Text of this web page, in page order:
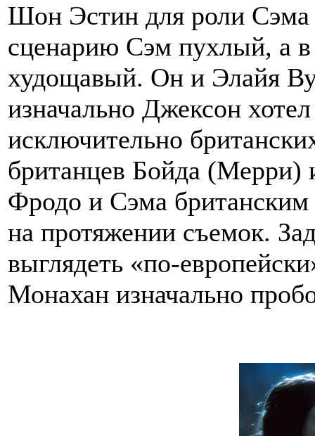
Шон Эстин для роли Сэма
сценарию Сэм пухлый, а
худощавый. Он и Элайя
изначально Джексон
исключительно
британцев Бойда
Фродо и Сэма
на протяжении съемок.
выглядеть «по-
Монахан изначально